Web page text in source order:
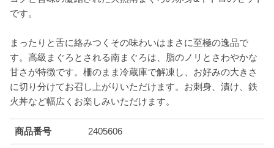
です。
まったりと舌に絡みつくその味わいはまさに至極の逸品で
す。高級まぐろとされる南まぐろは、脂のノリとさわやかな
甘さが特徴です。柵のまま冷蔵庫で解凍し、お好みの大きさ
に切り分けてお召し上がりいただけます。お刺身、漬け、鉄
火丼など幅広くお楽しみいただけます。
商品番号 2405606